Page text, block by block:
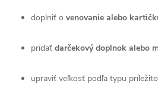
doplniť o venovanie alebo
pridať darčekový doplnok alebo
upraviť veľkosť podľa typu